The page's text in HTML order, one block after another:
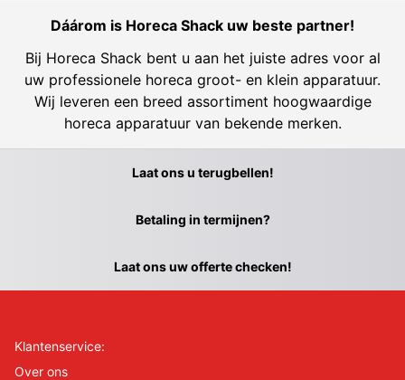
Dáárom is Horeca Shack uw beste partner!
Bij Horeca Shack bent u aan het juiste adres voor al
uw professionele horeca groot- en klein apparatuur.
Wij leveren een breed assortiment hoogwaardige
horeca apparatuur van bekende merken.
Laat ons u terugbellen!
Betaling in termijnen?
Laat ons uw offerte checken!
Klantenservice:
Over ons